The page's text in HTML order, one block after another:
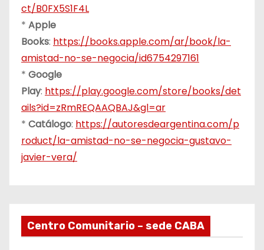
ct/B0FX5S1F4L
* Apple
Books: https://books.apple.com/ar/book/la-
amistad-no-se-negocia/id6754297161
* Google
Play: https://play.google.com/store/books/det
ails?id=zRmREQAAQBAJ&gl=ar
* Catálogo: https://autoresdeargentina.com/p
roduct/la-amistad-no-se-negocia-gustavo-
javier-vera/
Centro Comunitario – sede CABA